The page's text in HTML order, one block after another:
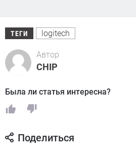
ТЕГИ logitech
Автор
CHIP
Была ли статья интересна?
Поделиться